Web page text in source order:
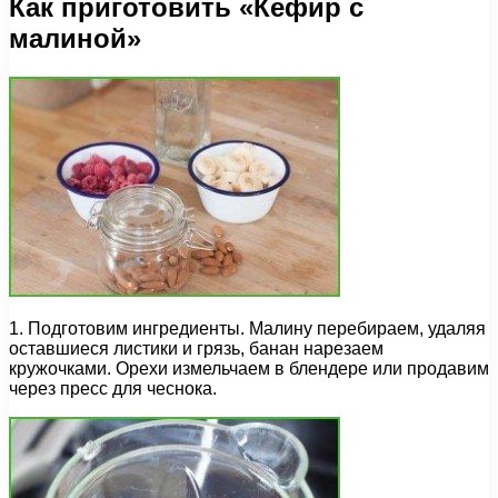
Как приготовить «Кефир с
малиной»
1. Подготовим ингредиенты. Малину перебираем, удаляя
оставшиеся листики и грязь, банан нарезаем
кружочками. Орехи измельчаем в блендере или продавим
через пресс для чеснока.